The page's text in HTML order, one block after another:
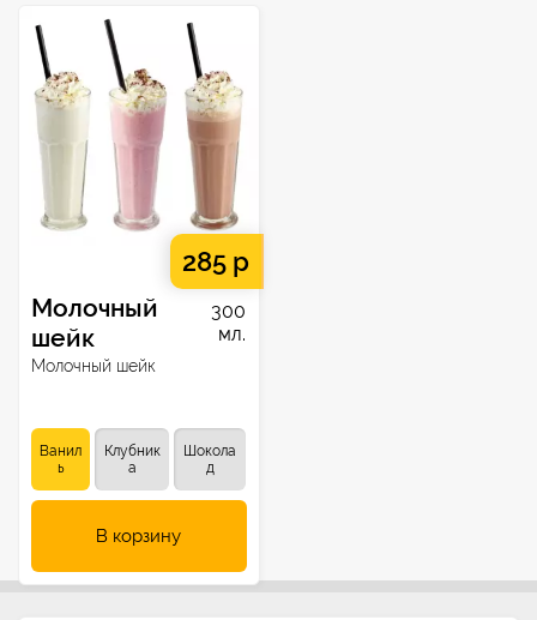
285 р
Молочный
шейк
300
мл.
Молочный шейк
Ванил
ь
Клубник
а
Шокола
д
В корзину